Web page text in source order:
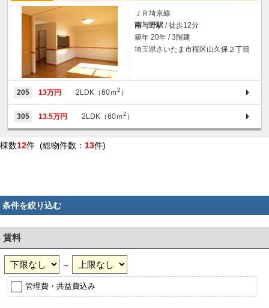
ＪＲ埼京線
南与野駅 / 徒歩12分
築年 20年 / 3階建
埼玉県さいたま市桜区山久保２丁目
205 13万円 2LDK（60ｍ2 ）
305 13.5万円 2LDK（60ｍ2 ）
棟数12件 (総物件数： 13件)
条件を絞り込む
賃料
～
管理費・共益費込み